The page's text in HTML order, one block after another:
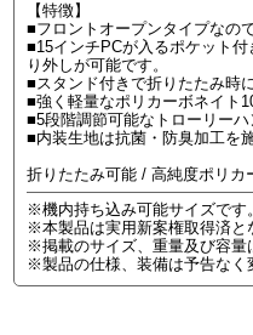
【特徴】
■フロントオープンタイプなの
■15インチPCが入るポケット
り外しが可能です。
■スタンド付きで折りたたみ時
■強く軽量なポリカーボネイト
■5段階調節可能なトローリーハ
■内装生地は抗菌・防臭加工を
折りたたみ可能 / 高純度ポリ
※機内持ち込み可能サイズです。
※本製品は実用新案権取得済と
※掲載のサイズ、重量及び容量
※製品の仕様、装備は予告なく